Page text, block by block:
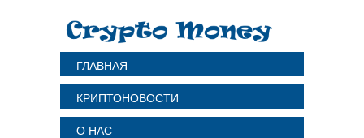
ГЛАВНАЯ
КРИПТОНОВОСТИ
О НАС